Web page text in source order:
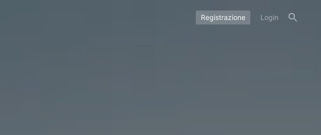
Registrazione Login